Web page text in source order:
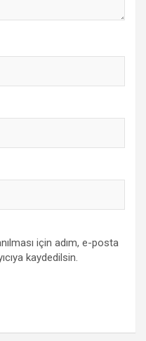
için adım, e-posta
kaydedilsin.